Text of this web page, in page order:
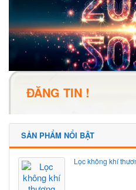
ĐĂNG TIN !
SẢN PHẨM NỔI BẬT
Lọc không khí